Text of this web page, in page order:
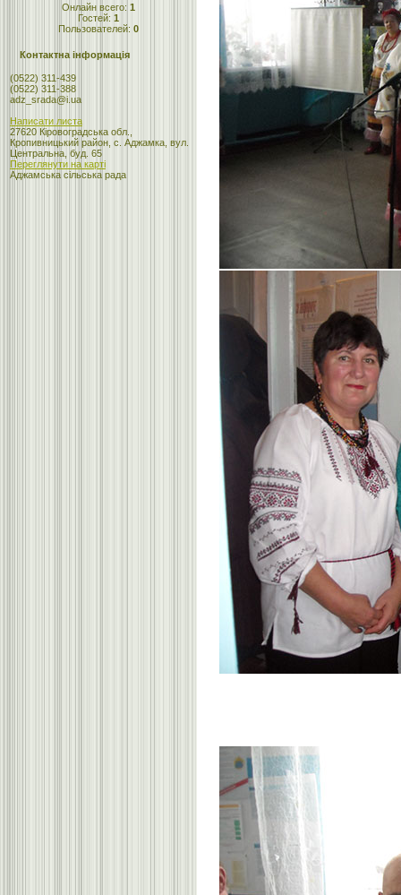
Онлайн всего: 1
Гостей: 1
Пользователей: 0
Контактна інформація
(0522) 311-439
(0522) 311-388
adz_srada@i.ua
Написати листа
27620 Кіровоградська обл.,
Кропивницький район, с. Аджамка, вул.
Центральна, буд. 65
Переглянути на карті
Аджамська сільська рада